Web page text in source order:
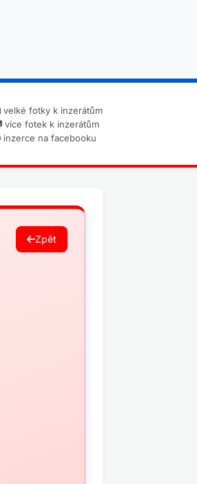
velké fotky k inzerátům
více fotek k inzerátům
inzerce na facebooku
Zpět